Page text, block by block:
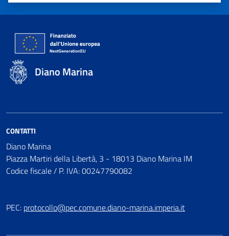
Diano Marina
CONTATTI
Diano Marina
Piazza Martiri della Libertà, 3 - 18013 Diano Marina IM
Codice fiscale / P. IVA: 00247790082
PEC: protocollo@pec.comune.diano-marina.imperia.it